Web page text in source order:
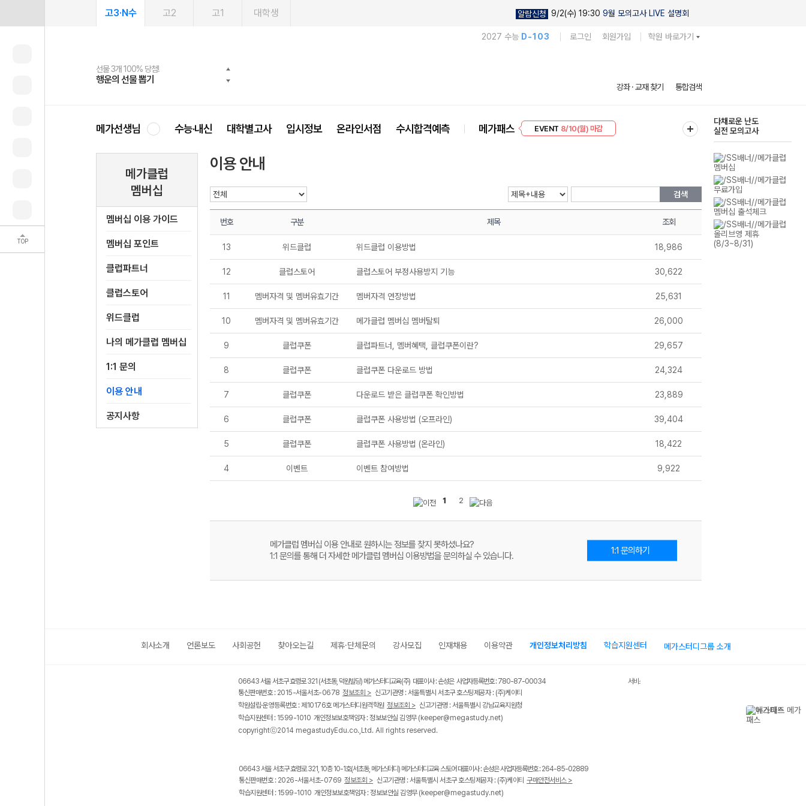
TOP
고3·N수 고2 고1 대학생 알람신청 9/2(수) 19:30 9월 모의고사 LIVE 설명회
2027 수능 D-103 로그인 회원가입 학원 바로가기
메가스터디
선물 3개 100% 당첨!
행운의 선물 뽑기
선물 100% 증정!
메가스터디 X 올리브
여름방학 스터디 캐시백
메가런 썸머스쿨
2027 러셀 단과
강사 공개선발
스마트러닝앱
설문 EVENT
메가패스
3일 무료 체험권
메가패스 수강생 무료혜택!
메가클럽 멤버십
사회공헌 캠페인
희망이룸 메가나눔
강좌 · 교재 찾기 통합검색
메가선생님 수능·내신 대학별고사 입시정보 온라인서점 수시합격예측 메가패스
EVENT 8/10(월) 마감
다채로운 난도
실전 모의고사
메가클럽
멤버십
멤버십 이용 가이드
멤버십 포인트
클럽파트너
클럽스토어
위드클럽
나의 메가클럽 멤버십
1:1 문의
이용 안내
공지사항
이용 안내
검색
번호 구분 제목 조회
13 위드클럽 위드클럽 이용방법 18,986
12 클럽스토어 클럽스토어 부정사용방지 기능 30,622
11 멤버자격 및 멤버유효기간 멤버자격 연장방법 25,631
10 멤버자격 및 멤버유효기간 메가클럽 멤버십 멤버탈퇴 26,000
9 클럽쿠폰 클럽파트너, 멤버혜택, 클럽쿠폰이란? 29,657
8 클럽쿠폰 클럽쿠폰 다운로드 방법 24,324
7 클럽쿠폰 다운로드 받은 클럽쿠폰 확인방법 23,889
6 클럽쿠폰 클럽쿠폰 사용방법 (오프라인) 39,404
5 클럽쿠폰 클럽쿠폰 사용방법 (온라인) 18,422
4 이벤트 이벤트 참여방법 9,922
1 2
메가클럽 멤버십 이용 안내로 원하시는 정보를 찾지 못하셨나요?
1:1 문의를 통해 더 자세한 메가클럽 멤버십 이용방법을 문의하실 수 있습니다.
1:1 문의하기
회사소개 언론보도 사회공헌 찾아오는길 제휴·단체문의 강사모집 인재채용 이용약관 개인정보처리방침 학습지원센터 메가스터디그룹 소개
06643 서울 서초구 효령로 321 (서초동, 덕원빌딩) 메가스터디교육(주) 대표이사 : 손성은 사업자등록번호 : 780-87-00034
통신판매번호 : 2015-서울서초-0678 정보조회 > 신고기관명 : 서울특별시 서초구 호스팅제공자 : (주)케이티
학원설립·운영등록번호 : 제10176호 메가스터디원격학원 정보조회 > 신고기관명 : 서울특별시 강남교육지원청
학습지원센터 : 1599-1010 개인정보보호책임자 : 정보보안실 김영무(keeper@megastudy.net)
copyrightⓒ2014 megastudyEdu.co.,Ltd. All rights reserved.
서비스 가입사실 확인
06643 서울 서초구 효령로 321, 10층 10-1호(서초동, 메가스터디) 메가스터디교육 스토어 대표이사 : 손성은 사업자등록번호 : 264-85-02889
통신판매번호 : 2026-서울서초-0769 정보조회 > 신고기관명 : 서울특별시 서초구 호스팅제공자 : (주)케이티 구매안전서비스 >
학습지원센터 : 1599-1010 개인정보보호책임자 : 정보보안실 김영무(keeper@megastudy.net)